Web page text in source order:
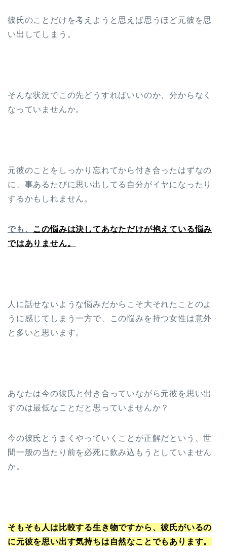
彼氏のことだけを考えようと思えば思うほど元彼を思
い出してしまう。
そんな状況でこの先どうすればいいのか、分からなく
なっていませんか。
元彼のことをしっかり忘れてから付き合ったはずなの
に、事あるたびに思い出してる自分がイヤになったり
するかもしれません。
でも、 この悩みは決してあなただけが抱えている悩み
ではありません。
人に話せないような悩みだからこそ大それたことのよ
うに感じてしまう一方で、この悩みを持つ女性は意外
と多いと思います。
あなたは今の彼氏と付き合っていながら元彼を思い出
すのは最低なことだと思っていませんか？
今の彼氏とうまくやっていくことが正解だという、世
間一般の当たり前を必死に飲み込もうとしていません
か。
そもそも人は比較する生き物ですから、彼氏がいるの
に元彼を思い出す気持ちは自然なことでもあります。